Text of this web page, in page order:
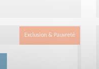
Exclusion & Pauvreté